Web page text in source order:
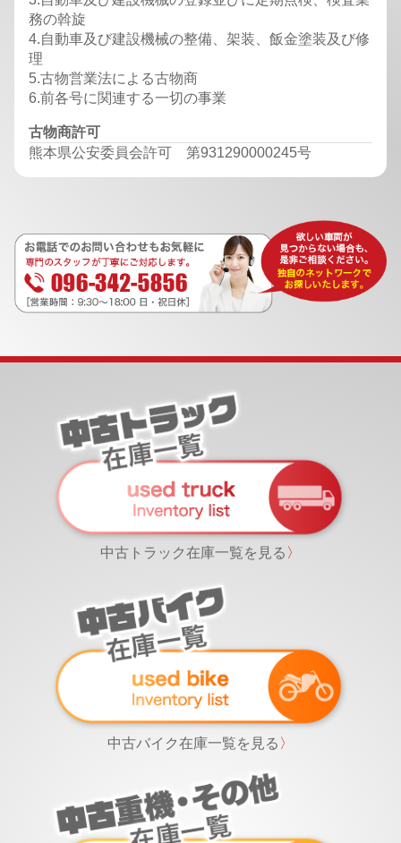
務の斡旋
4.自動車及び建設機械の整備、架装、飯金塗装及び修
理
5.古物営業法による古物商
6.前各号に関連する一切の事業
古物商許可
熊本県公安委員会許可 第931290000245号
中古トラック在庫一覧を見る 〉
中古バイク在庫一覧を見る 〉